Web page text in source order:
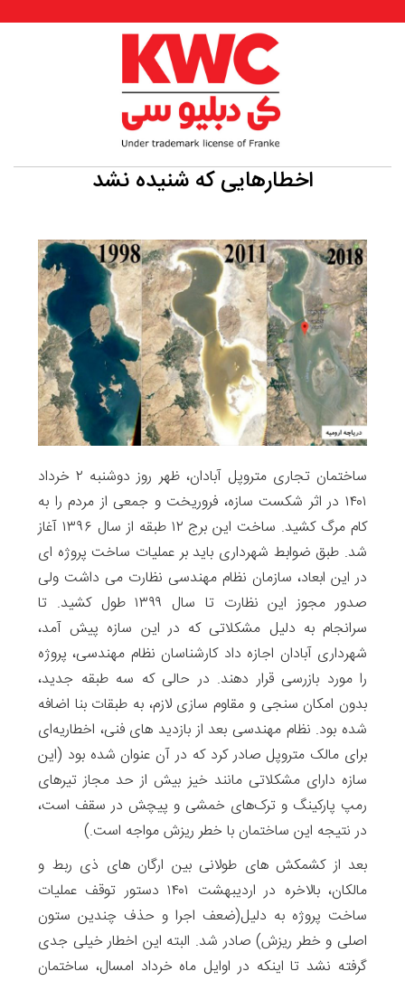
اخطارهایی که شنیده نشد
ساختمان تجاری متروپل آبادان، ظهر روز دوشنبه ۲ خرداد
۱۴۰۱ در اثر شکست سازه، فروریخت و جمعی از مردم را به
کام مرگ کشید. ساخت این برج ۱۲ طبقه از سال ۱۳۹۶ آغاز
شد. طبق ضوابط شهرداری باید بر عملیات ساخت پروژه ای
در این ابعاد، سازمان نظام مهندسی نظارت می داشت ولی
صدور مجوز این نظارت تا سال ۱۳۹۹ طول کشید. تا
سرانجام به دلیل مشکلاتی که در این سازه پیش آمد،
شهرداری آبادان اجازه داد کارشناسان نظام مهندسی، پروژه
را مورد بازرسی قرار دهند. در حالی که سه طبقه جدید،
بدون امکان سنجی و مقاوم سازی لازم، به طبقات بنا اضافه
شده بود. نظام مهندسی بعد از بازدید های فنی، اخطاریه‌ای
برای مالک متروپل صادر کرد که در آن عنوان شده بود (این
سازه دارای مشکلاتی مانند خیز بیش از حد مجاز تیرهای
رمپ پارکینگ و ترک‌های خمشی و پیچش در سقف‌ است،
در نتیجه این ساختمان با خطر ریزش مواجه است.)
بعد از کشمکش های طولانی بین ارگان های ذی ربط و
مالکان، بالاخره در اردیبهشت ۱۴۰۱ دستور توقف عملیات
ساخت پروژه به دلیل(ضعف اجرا و حذف چندین ستون
اصلی و خطر ریزش) صادر شد. البته این اخطار خیلی جدی
گرفته نشد تا اینکه در اوایل ماه خرداد امسال، ساختمان